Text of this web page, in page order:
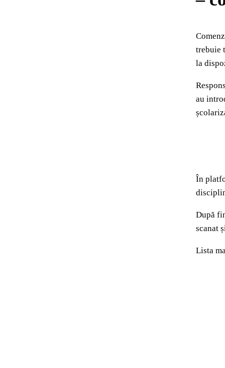
trebuie
la
au
În
După
scanat
Lista